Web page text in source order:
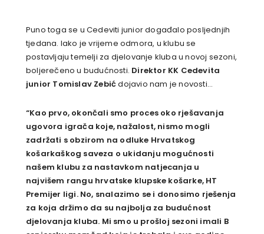
Puno toga se u Cedeviti junior događalo posljednjih
tjedana. Iako je vrijeme odmora, u klubu se
postavljaju temelji za djelovanje kluba u novoj sezoni,
boljerečeno u budućnosti. Direktor KK Cedevita
junior Tomislav Zebićdojavio nam je novosti…
“Kao prvo, okončali smo proces oko rješavanja
ugovora igrača koje, nažalost, nismo mogli
zadržati s obzirom na odluke Hrvatskog
košarkaškog saveza o ukidanju mogućnosti
našem klubu za nastavkom natjecanja u
najvišem rangu hrvatske klupske košarke, HT
Premijer ligi. No, snalazimo se i donosimo rješenja
za koja držimo da su najbolja za budućnost
djelovanja kluba. Mi smo u prošloj sezoni imali B